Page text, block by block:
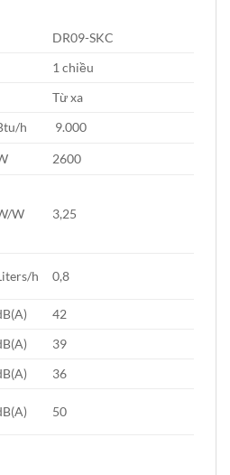
DR09-SKC
1 chiều
Từ xa
h 9.000
2600
W 3,25
h 0,8
42
39
36
50